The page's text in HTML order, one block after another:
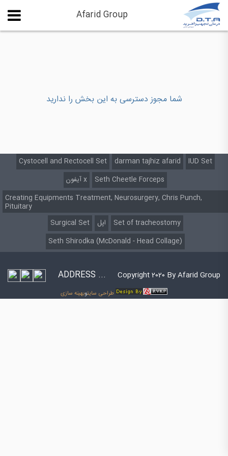
Afarid Group
شما مجوز دسترسی به این بخش را ندارید
Cystocell and Rectocell Set darman tajhiz afarid
IUD Set
آیفون x
Seth Cheetle Forceps
Creating Equipments Treatment, Neurosurgery, Chris Punch,
Pituitary
Surgical Set
اپل
Set of tracheostomy
Seth Shirodka (McDonald - Head Collage)
ADDRESS ... Copyright 2020 By Afarid Group
طراحی سایتوبهینه سازی